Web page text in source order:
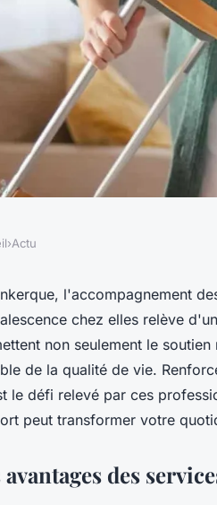
à
›Actu
l'accompagnement
chez elles relève
non seulement le
de la qualité de vie.
le défi relevé par ces
peut transformer votre
avantages des